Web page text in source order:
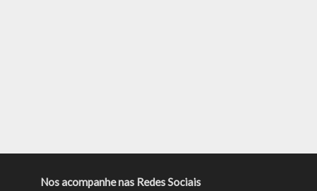
Nos acompanhe nas Redes Sociais